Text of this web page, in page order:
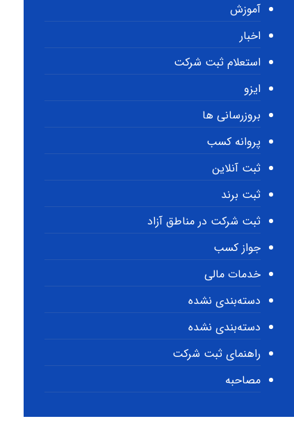
آموزش
اخبار
استعلام ثبت شرکت
ایزو
بروزرسانی ها
پروانه کسب
ثبت آنلاین
ثبت برند
ثبت شرکت در مناطق آزاد
جواز کسب
خدمات مالی
دسته‌بندی نشده
دسته‌بندی نشده
راهنمای ثبت شرکت
مصاحبه